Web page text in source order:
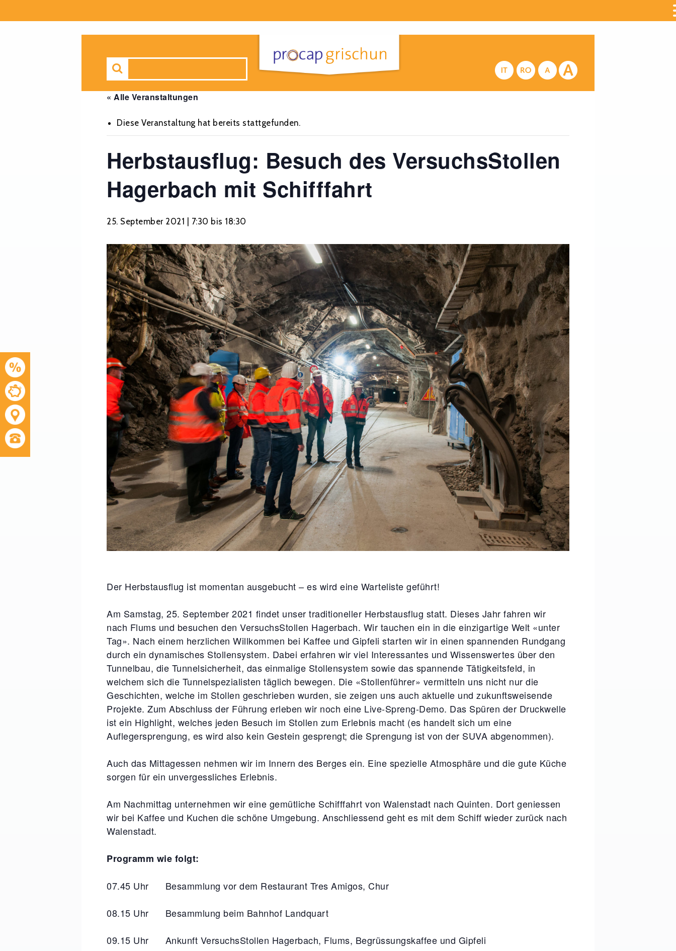
« Alle Veranstaltungen
Diese Veranstaltung hat bereits stattgefunden.
Herbstausflug: Besuch des VersuchsStollen
Hagerbach mit Schifffahrt
25. September 2021 | 7:30 bis 18:30
Der Herbstausflug ist momentan ausgebucht – es wird eine Warteliste geführt!
Am Samstag, 25. September 2021 findet unser traditioneller Herbstausflug statt. Dieses Jahr fahren wir
nach Flums und besuchen den VersuchsStollen Hagerbach. Wir tauchen ein in die einzigartige Welt «unter
Tag». Nach einem herzlichen Willkommen bei Kaffee und Gipfeli starten wir in einen spannenden Rundgang
durch ein dynamisches Stollensystem. Dabei erfahren wir viel Interessantes und Wissenswertes über den
Tunnelbau, die Tunnelsicherheit, das einmalige Stollensystem sowie das spannende Tätigkeitsfeld, in
welchem sich die Tunnelspezialisten täglich bewegen. Die «Stollenführer» vermitteln uns nicht nur die
Geschichten, welche im Stollen geschrieben wurden, sie zeigen uns auch aktuelle und zukunftsweisende
Projekte. Zum Abschluss der Führung erleben wir noch eine Live-Spreng-Demo. Das Spüren der Druckwelle
ist ein Highlight, welches jeden Besuch im Stollen zum Erlebnis macht (es handelt sich um eine
Auflegersprengung, es wird also kein Gestein gesprengt; die Sprengung ist von der SUVA abgenommen).
Auch das Mittagessen nehmen wir im Innern des Berges ein. Eine spezielle Atmosphäre und die gute Küche
sorgen für ein unvergessliches Erlebnis.
Am Nachmittag unternehmen wir eine gemütliche Schifffahrt von Walenstadt nach Quinten. Dort geniessen
wir bei Kaffee und Kuchen die schöne Umgebung. Anschliessend geht es mit dem Schiff wieder zurück nach
Walenstadt.
Programm wie folgt:
07.45 Uhr Besammlung vor dem Restaurant Tres Amigos, Chur
08.15 Uhr Besammlung beim Bahnhof Landquart
09.15 Uhr Ankunft VersuchsStollen Hagerbach, Flums, Begrüssungskaffee und Gipfeli